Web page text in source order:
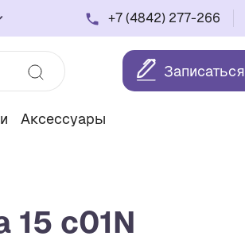
+7 (4842) 277-266
Записаться
Аксессуары
15 c01N